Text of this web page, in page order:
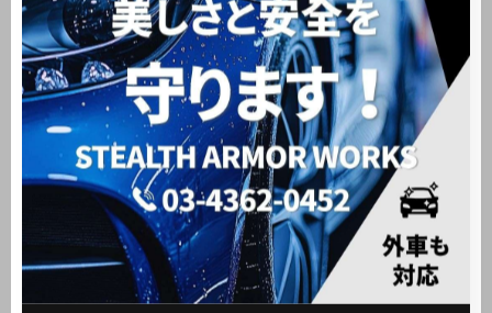
#大田区 #洗車 #新車販売
#中古車販売
カテゴリー Categories
全てのカテゴリー
メルセデス・ベンツ